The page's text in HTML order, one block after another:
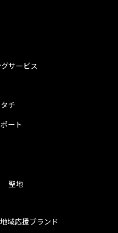
サービス
チ
ート
聖地
地域応援ブランド